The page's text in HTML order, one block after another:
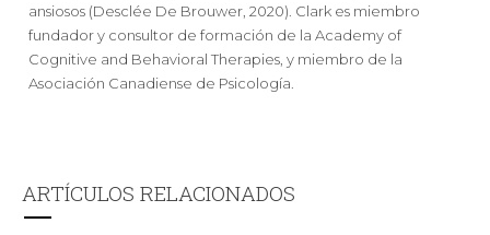
ansiosos (Desclée De Brouwer, 2020). Clark es miembro
fundador y consultor de formación de la Academy of
Cognitive and Behavioral Therapies, y miembro de la
Asociación Canadiense de Psicología.
ARTÍCULOS RELACIONADOS